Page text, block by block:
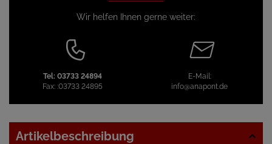
Wir helfen Ihnen gerne weiter:
Tel: 03733 24894
Fax: :03733 24895
E-Mail:
info@anapont.de
Artikelbeschreibung